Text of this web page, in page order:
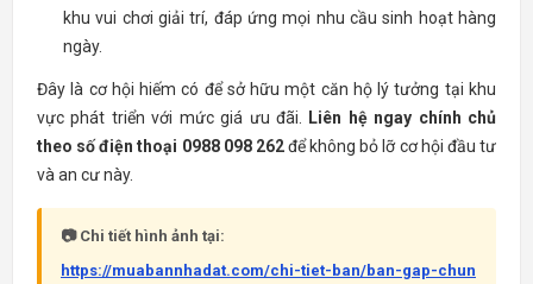
khu vui chơi giải trí, đáp ứng mọi nhu cầu sinh hoạt hàng
ngày.
Đây là cơ hội hiếm có để sở hữu một căn hộ lý tưởng tại khu
vực phát triển với mức giá ưu đãi. Liên hệ ngay chính chủ
theo số điện thoại 0988 098 262để không bỏ lỡ cơ hội đầu tư
và an cư này.
📷 Chi tiết hình ảnh tại:
https://muabannhadat.com/chi-tiet-ban/ban-gap-chun